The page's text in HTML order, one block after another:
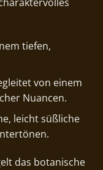
tiefen,
von einem
Nuancen.
leicht süßliche
das botanische